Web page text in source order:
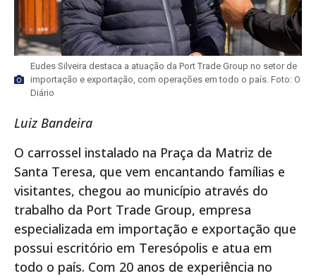
Eudes Silveira destaca a atuação da Port Trade Group no setor de
importação e exportação, com operações em todo o país. Foto: O
Diário
Luiz Bandeira
O carrossel instalado na Praça da Matriz de
Santa Teresa, que vem encantando famílias e
visitantes, chegou ao município através do
trabalho da Port Trade Group, empresa
especializada em importação e exportação que
possui escritório em Teresópolis e atua em
todo o país. Com 20 anos de experiência no